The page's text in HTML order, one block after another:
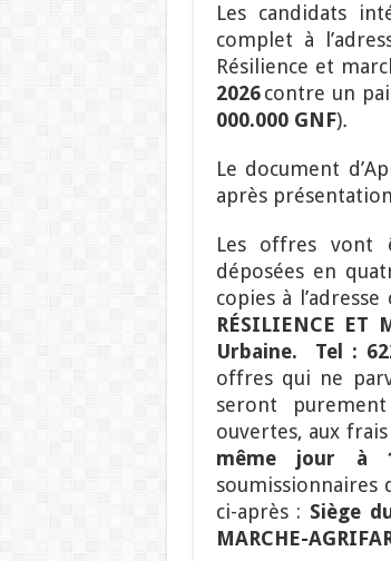
Les candidats
complet à
Résilience et
2026 contre un
000.000 GNF).
Le document
après
Les offres vont
déposées en
copies à l’adresse
RÉSILIENCE ET
Urbaine. Tel :
offres qui ne
seront
ouvertes, aux
même jour à
soumissionnaires
ci-après : Siège
MARCHE-